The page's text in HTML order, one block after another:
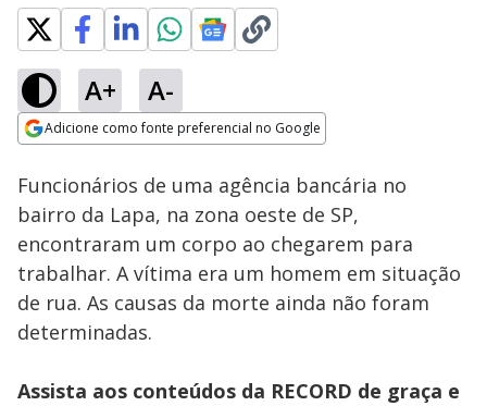
A+ A-
Adicione como fonte preferencial no Google
Ativar
100.00%
Funcionários de uma agência bancária no
bairro da Lapa, na zona oeste de SP,
encontraram um corpo ao chegarem para
trabalhar. A vítima era um homem em situação
de rua. As causas da morte ainda não foram
determinadas.
Assista aos conteúdos da RECORD de graça e